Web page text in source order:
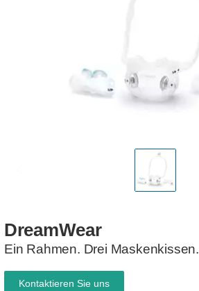
DreamWear
Ein Rahmen. Drei Maskenkissen.
Kontaktieren Sie uns